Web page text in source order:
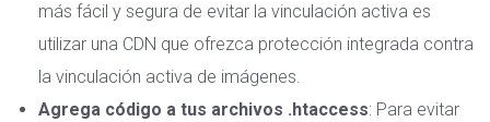
más fácil y segura de evitar la vinculación activa es
utilizar una CDN que ofrezca protección integrada contra
la vinculación activa de imágenes.
Agrega código a tus archivos .htaccess: Para evitar